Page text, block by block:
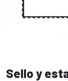
Sello y